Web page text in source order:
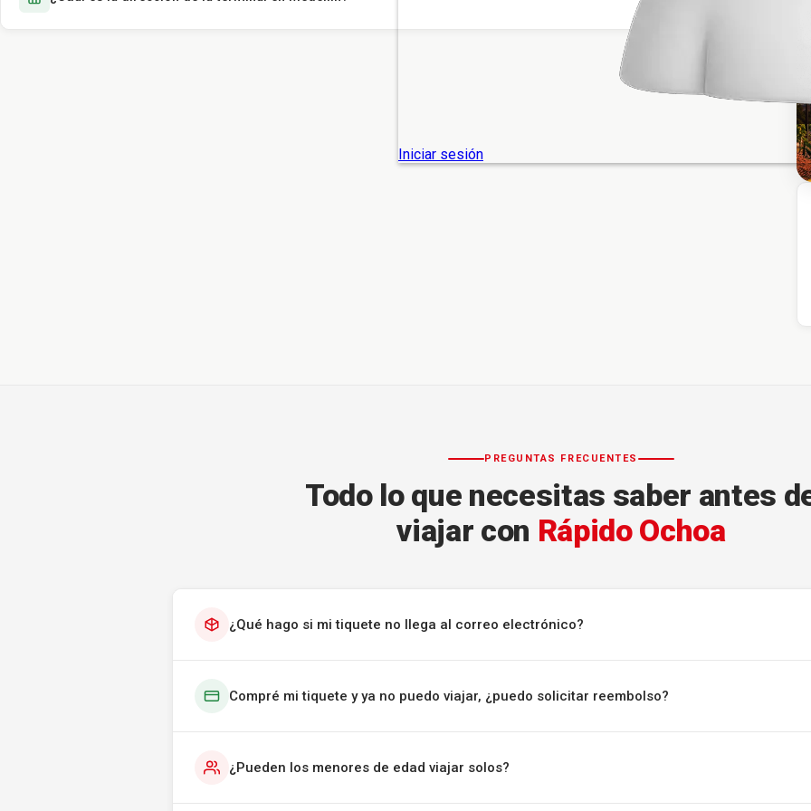
PREGUNTAS FRECUENTES
Todo lo que necesitas saber antes
viajar con Rápido Ochoa
¿Qué hago si mi tiquete no llega al correo electrónico?
Compré mi tiquete y ya no puedo viajar, ¿puedo solicitar reembolso?
¿Pueden los menores de edad viajar solos?